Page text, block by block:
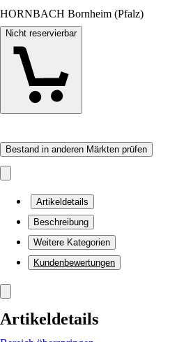
HORNBACH Bornheim (Pfalz)
Nicht reservierbar
Bestand in anderen Märkten prüfen
Artikeldetails
Beschreibung
Weitere Kategorien
Kundenbewertungen
Artikeldetails